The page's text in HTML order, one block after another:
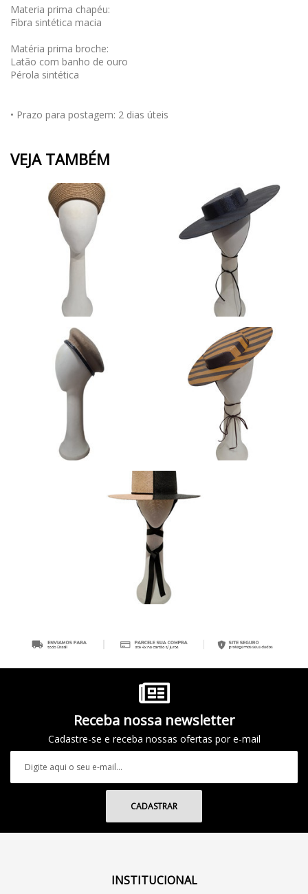
Materia prima chapéu:
Fibra sintética macia
Matéria prima broche:
Latão com banho de ouro
Pérola sintética
• Prazo para postagem: 2 dias úteis
VEJA TAMBÉM
Receba nossa newsletter
Cadastre-se e receba nossas ofertas por e-mail
INSTITUCIONAL